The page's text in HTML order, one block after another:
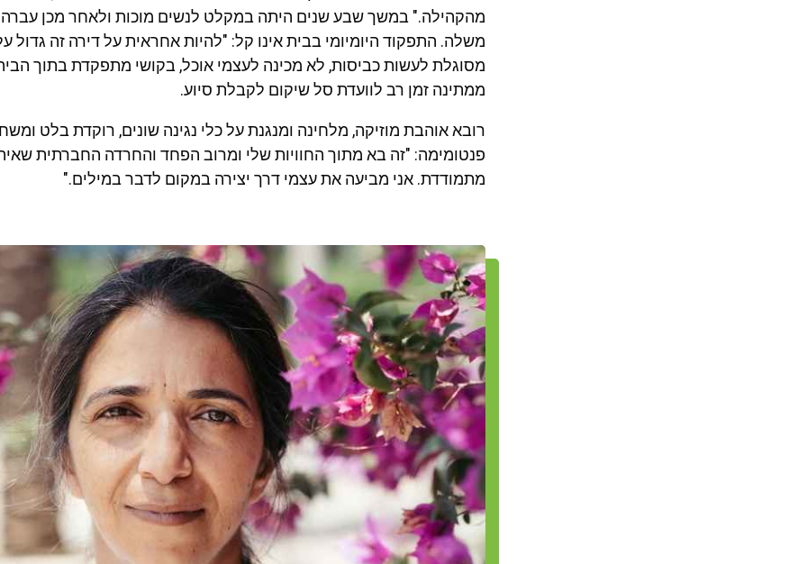
מהקהילה." במשך שבע שנים היתה במקלט לנשים מוכות ולאחר מכן עברה
משלה. התפקוד היומיומי בבית אינו קל: "להיות אחראית על דירה זה גדול
מסוגלת לעשות כביסות, לא מכינה לעצמי אוכל, בקושי מתפקדת בתוך
ממתינה זמן רב לוועדת סל שיקום לקבלת סיוע.
רובא אוהבת מוזיקה, מלחינה ומנגנת על כלי נגינה שונים, רוקדת בלט
פנטומימה: "זה בא מתוך החוויות שלי ומרוב הפחד והחרדה החברתית
מתמודדת. אני מביעה את עצמי דרך יצירה במקום לדבר במילים."